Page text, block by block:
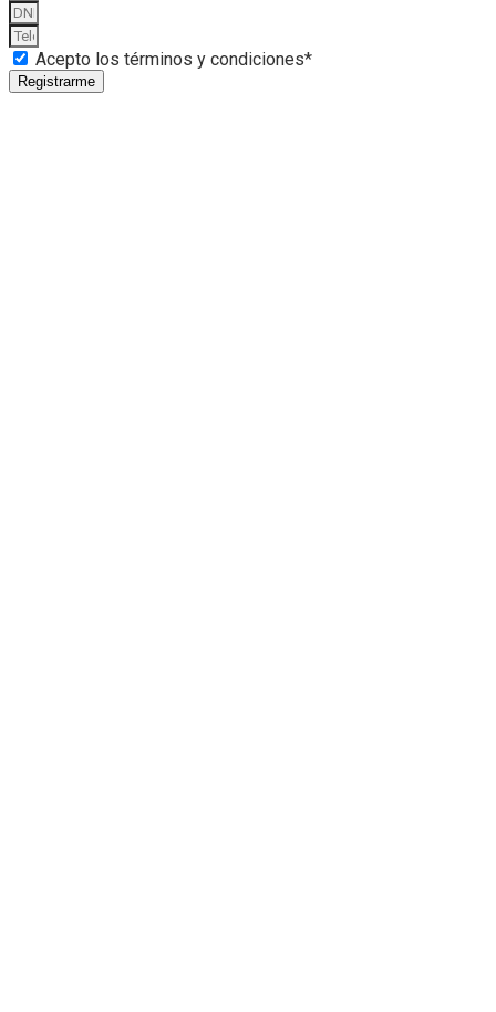
Acepto los términos y condiciones*
Registrarme